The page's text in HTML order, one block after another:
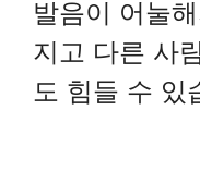
발음이 어눌
지고 다른 사
도 힘들 수 있